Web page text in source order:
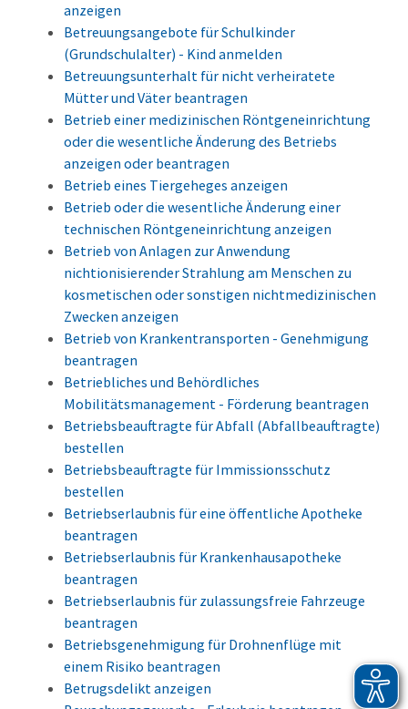
anzeigen
Betreuungsangebote für Schulkinder
(Grundschulalter) - Kind anmelden
Betreuungsunterhalt für nicht verheiratete
Mütter und Väter beantragen
Betrieb einer medizinischen Röntgeneinrichtung
oder die wesentliche Änderung des Betriebs
anzeigen oder beantragen
Betrieb eines Tiergeheges anzeigen
Betrieb oder die wesentliche Änderung einer
technischen Röntgeneinrichtung anzeigen
Betrieb von Anlagen zur Anwendung
nichtionisierender Strahlung am Menschen zu
kosmetischen oder sonstigen nichtmedizinischen
Zwecken anzeigen
Betrieb von Krankentransporten - Genehmigung
beantragen
Betriebliches und Behördliches
Mobilitätsmanagement - Förderung beantragen
Betriebsbeauftragte für Abfall (Abfallbeauftragte)
bestellen
Betriebsbeauftragte für Immissionsschutz
bestellen
Betriebserlaubnis für eine öffentliche Apotheke
beantragen
Betriebserlaubnis für Krankenhausapotheke
beantragen
Betriebserlaubnis für zulassungsfreie Fahrzeuge
beantragen
Betriebsgenehmigung für Drohnenflüge mit
einem Risiko beantragen
Betrugsdelikt anzeigen